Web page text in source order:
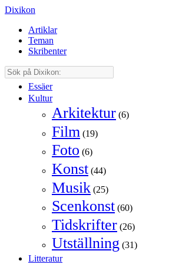
Dixikon
Artiklar
Teman
Skribenter
Essäer
Kultur
Arkitektur (6)
Film (19)
Foto (6)
Konst (44)
Musik (25)
Scenkonst (60)
Tidskrifter (26)
Utställning (31)
Litteratur